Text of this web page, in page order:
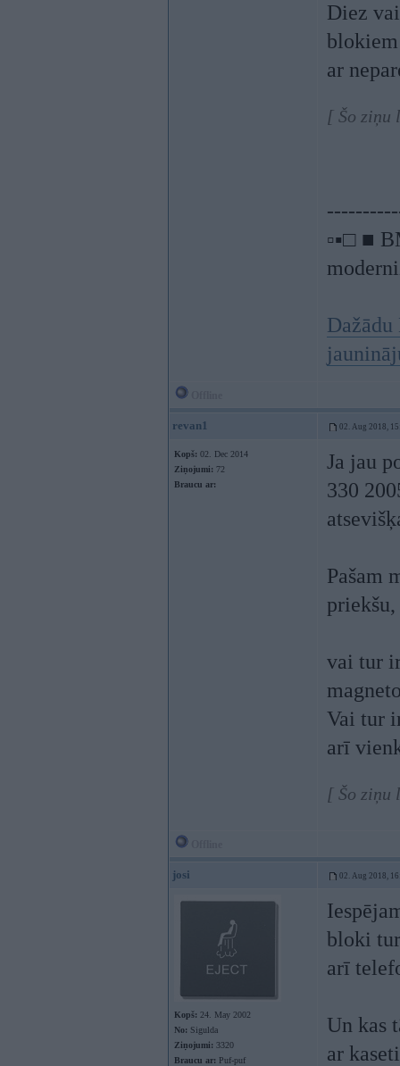
Diez
ar
[ Šo ziņu
▫▪□ ■
revan1 02. Aug 2018,
Kopš: 02. Dec 2014
Ziņojumi: 72
Braucu ar:
Ja jau
330
Pašam
vai tur
Vai tur
arī
[ Šo ziņu
josi 02. Aug 2018,
Kopš: 24. May 2002
No: Sigulda
Ziņojumi: 3320
Braucu ar: Puf-puf
bloki
arī
Un kas
ar